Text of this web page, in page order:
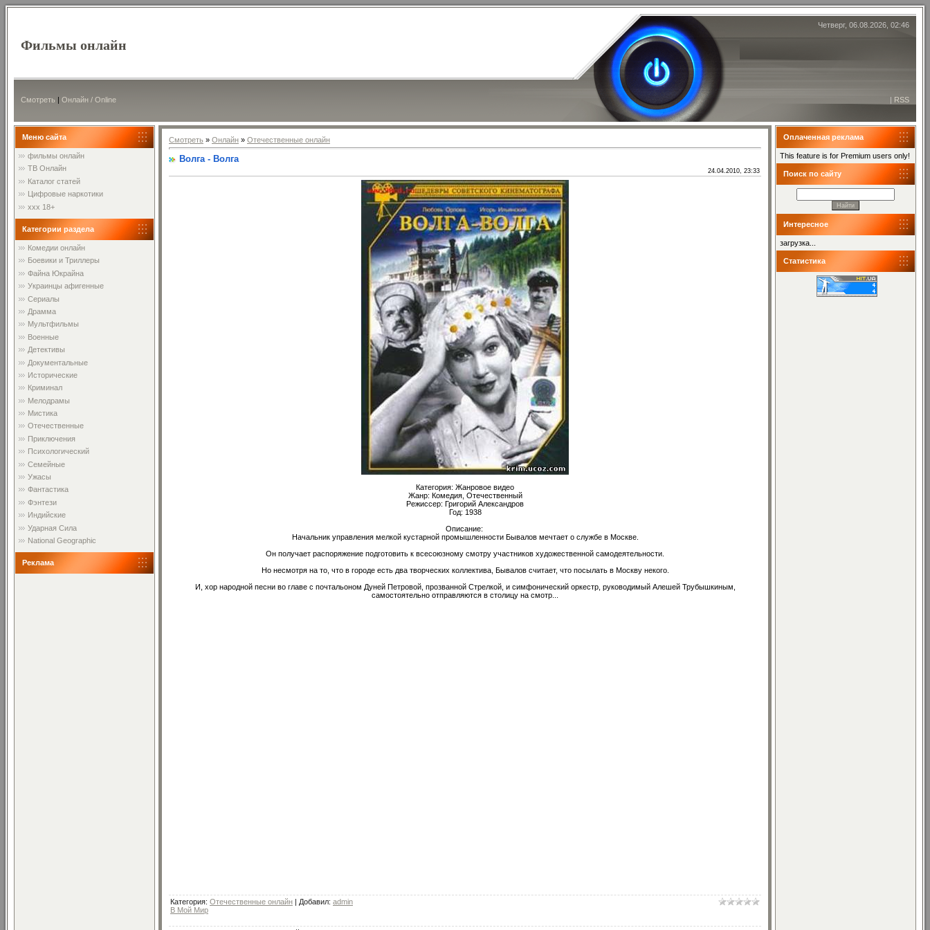
Фильмы онлайн
Четверг, 06.08.2026, 02:46
Смотреть | Онлайн / Online | RSS
Меню сайта
фильмы онлайн
ТВ Онлайн
Каталог статей
Цифровые наркотики
xxx 18+
Категории раздела
Комедии онлайн
Боевики и Триллеры
Файна Юкрайна
Украинцы афигенные
Сериалы
Драмма
Мультфильмы
Военные
Детективы
Документальные
Исторические
Криминал
Мелодрамы
Мистика
Отечественные
Приключения
Психологический
Семейные
Ужасы
Фантастика
Фэнтези
Индийские
Ударная Сила
National Geographic
Реклама
Смотреть » Онлайн » Отечественные онлайн
Волга - Волга
24.04.2010, 23:33
Категория: Жанровое видео
Жанр: Комедия, Отечественный
Режиссер: Григорий Александров
Год: 1938
Описание:
Начальник управления мелкой кустарной промышленности Бывалов мечтает о службе в Москве.
Он получает распоряжение подготовить к всесоюзному смотру участников художественной самодеятельности.
Но несмотря на то, что в городе есть два творческих коллектива, Бывалов считает, что посылать в Москву некого.
И, хор народной песни во главе с почтальоном Дуней Петровой, прозванной Стрелкой, и симфонический оркестр, руководимый Алешей Трубышкиным,
самостоятельно отправляются в столицу на смотр...
Категория: Отечественные онлайн | Добавил: admin
В Мой Мир
Оплаченная реклама
This feature is for Premium users only!
Поиск по сайту
Интересное
загрузка...
Статистика